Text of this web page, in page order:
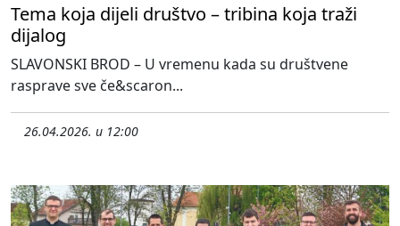
Tema koja dijeli društvo – tribina koja traži
dijalog
SLAVONSKI BROD – U vremenu kada su društvene
rasprave sve če&scaron...
26.04.2026. u 12:00